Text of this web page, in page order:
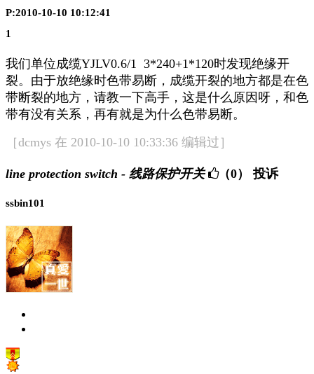
P:2010-10-10 10:12:41
1
我们单位成缆YJLV0.6/1 3*240+1*120时发现绝缘开
裂。由于放绝缘时色带易断，成缆开裂的地方都是在色
带断裂的地方，请教一下高手，这是什么原因呀，和色
带有没有关系，再有就是为什么色带易断。
［dcmys 在 2010-10-10 10:33:36 编辑过］
line protection switch - 线路保护开关 （0） 投诉
ssbin101